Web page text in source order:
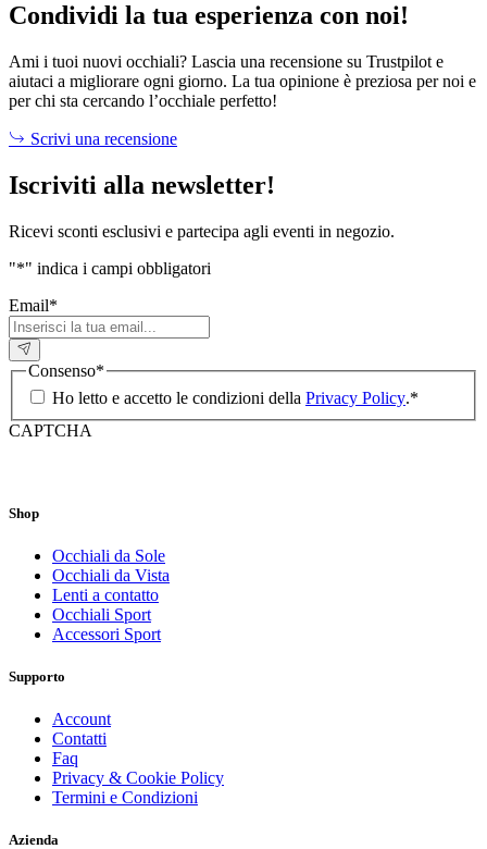
Condividi la tua esperienza con noi!
Ami i tuoi nuovi occhiali? Lascia una recensione su Trustpilot e
aiutaci a migliorare ogni giorno. La tua opinione è preziosa per noi e
per chi sta cercando l’occhiale perfetto!
Scrivi una recensione
Iscriviti alla newsletter!
Ricevi sconti esclusivi e partecipa agli eventi in negozio.
"*" indica i campi obbligatori
Email*
Consenso*
Ho letto e accetto le condizioni della Privacy Policy.*
CAPTCHA
Shop
Occhiali da Sole
Occhiali da Vista
Lenti a contatto
Occhiali Sport
Accessori Sport
Supporto
Account
Contatti
Faq
Privacy & Cookie Policy
Termini e Condizioni
Azienda